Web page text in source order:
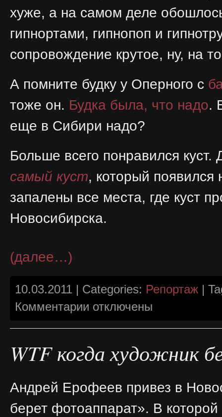
хуже, а на самом деле
гипнортами, гипнопоп и
сопровождение крутое, ну, на
А помните будку у Оперного с
тоже он. Будка была, что надо.
еще в Сибири надо?
Больше всего понравился
самый куст, который появился
запалены все места, где куст
Новосибирска.
(далее…)
10.03.2011 | Categories: Репортаж |
Комментарии записи
отключены
WTF когда художник
Андрей Ерофеев привез в
берет фотоаппарат». В